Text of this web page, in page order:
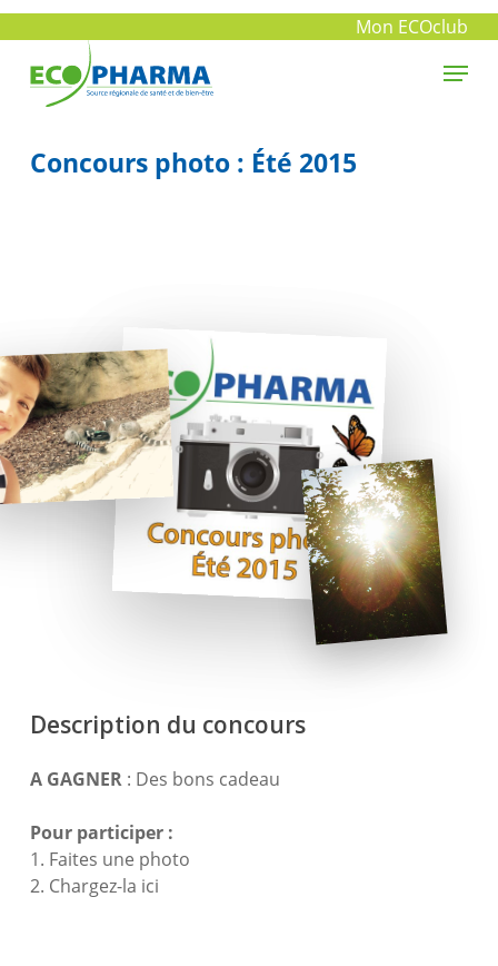
Skip
to
main
content
Mon ECOclub
Menu
Concours photo : Été 2015
Description du concours
A GAGNER: Des bons cadeau
Pour participer :
1. Faites une photo
2. Chargez-la ici
Close